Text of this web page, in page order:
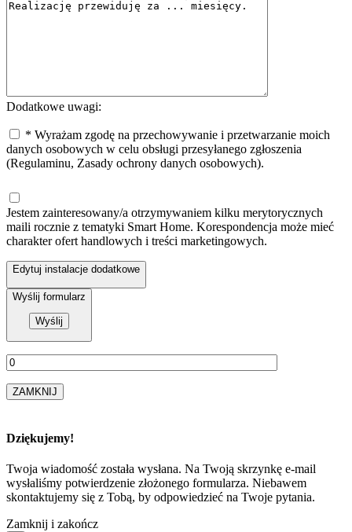
Dodatkowe uwagi:
* Wyrażam zgodę na przechowywanie i przetwarzanie moich
danych osobowych w celu obsługi przesyłanego zgłoszenia
(Regulaminu, Zasady ochrony danych osobowych).
Jestem zainteresowany/a otrzymywaniem kilku merytorycznych
maili rocznie z tematyki Smart Home. Korespondencja może mieć
charakter ofert handlowych i treści marketingowych.
Edytuj instalacje dodatkowe
Wyślij formularz
ZAMKNIJ
Dziękujemy!
Twoja wiadomość została wysłana. Na Twoją skrzynkę e-mail
wysłaliśmy potwierdzenie złożonego formularza. Niebawem
skontaktujemy się z Tobą, by odpowiedzieć na Twoje pytania.
Zamknij i zakończ